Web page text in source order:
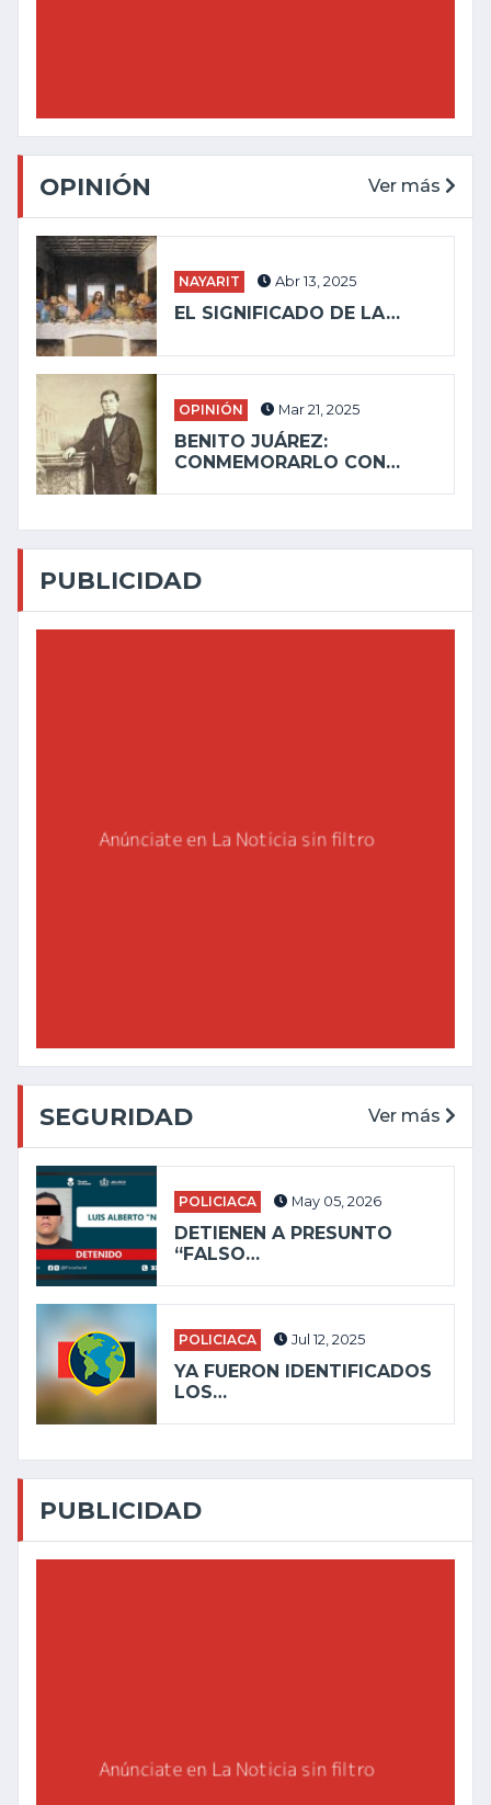
OPINIÓN Ver más
NAYARIT Abr 13, 2025
EL SIGNIFICADO DE LA…
OPINIÓN Mar 21, 2025
BENITO JUÁREZ:
CONMEMORARLO CON…
PUBLICIDAD
SEGURIDAD Ver más
POLICIACA May 05, 2026
DETIENEN A PRESUNTO
“FALSO…
POLICIACA Jul 12, 2025
YA FUERON IDENTIFICADOS
LOS…
PUBLICIDAD